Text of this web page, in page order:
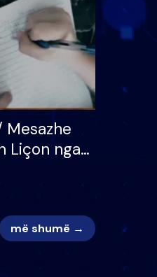
Mesazhe
Liçon nga
më shumë →